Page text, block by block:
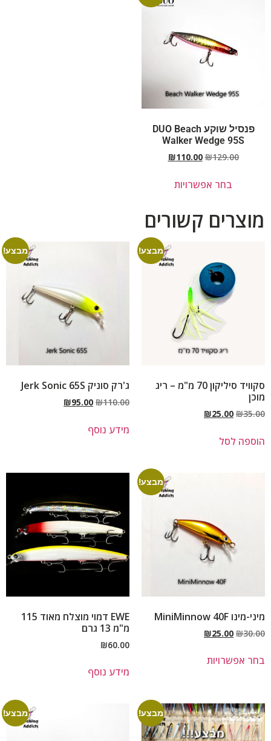
פנסיל שוקע DUO Beach
Walker Wedge 95S
₪129.00
₪110.00
בחר אפשרויות
מוצרים קשורים
מבצע!
סקוויד סיליקון 70 מ"מ – ריג
מוכן
₪35.00
₪25.00
הוספה לסל
מבצע!
ג'רק סוניק Jerk Sonic 65S
₪110.00
₪95.00
מידע נוסף
מבצע!
מיני-מינו MiniMinnow 40F
₪30.00
₪25.00
בחר אפשרויות
EWE דמוי מוצלח מאוד 115
מ"מ 13 גרם
₪60.00
מידע נוסף
מבצע! מבצע!